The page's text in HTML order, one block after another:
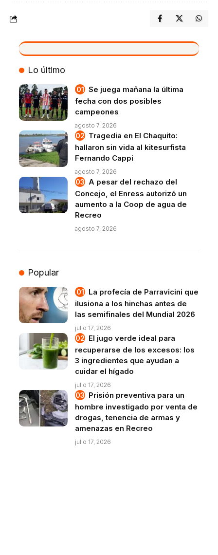
VIVO
Lo último
Se juega mañana la última
fecha con dos posibles
campeones
agosto 7, 2026
Tragedia en El Chaquito:
hallaron sin vida al kitesurfista
Fernando Cappi
agosto 7, 2026
A pesar del rechazo del
Concejo, el Enress autorizó un
aumento a la Coop de agua de
Recreo
agosto 7, 2026
Popular
La profecía de Parravicini que
ilusiona a los hinchas antes de
las semifinales del Mundial 2026
julio 17, 2026
El jugo verde ideal para
recuperarse de los excesos: los
3 ingredientes que ayudan a
cuidar el hígado
julio 17, 2026
Prisión preventiva para un
hombre investigado por venta de
drogas, tenencia de armas y
amenazas en Recreo
julio 17, 2026